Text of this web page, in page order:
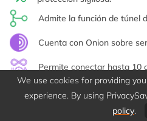
Admite la función de túnel
Cuenta con Onion sobre
Permite conectar hasta 10
Sólida protección contra
Una generosa política de
We use cookies for providing
experience. By using
policy.